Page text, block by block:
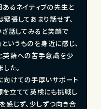
るネイティブの先生と
張してあまり話せず、
ざ話してみると笑顔で
というものを身近に感じ、
英語への苦手意識を少
た。
向けての手厚いサポート
を立てて英検にも挑戦し
感じず、少しずつ向き合